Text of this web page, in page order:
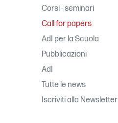
Corsi - seminari
Call for papers
AdI per la Scuola
Pubblicazioni
AdI
Tutte le news
Iscriviti alla Newsletter